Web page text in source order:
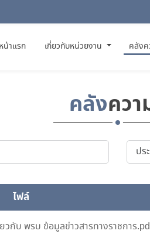
หน้าแรก(CURRENT)
เกี่ยวกับหน่วยงาน คลังค
คลังควา
ไฟล์
วกับ พรบ ข้อมูลข่าวสารทางราชการ